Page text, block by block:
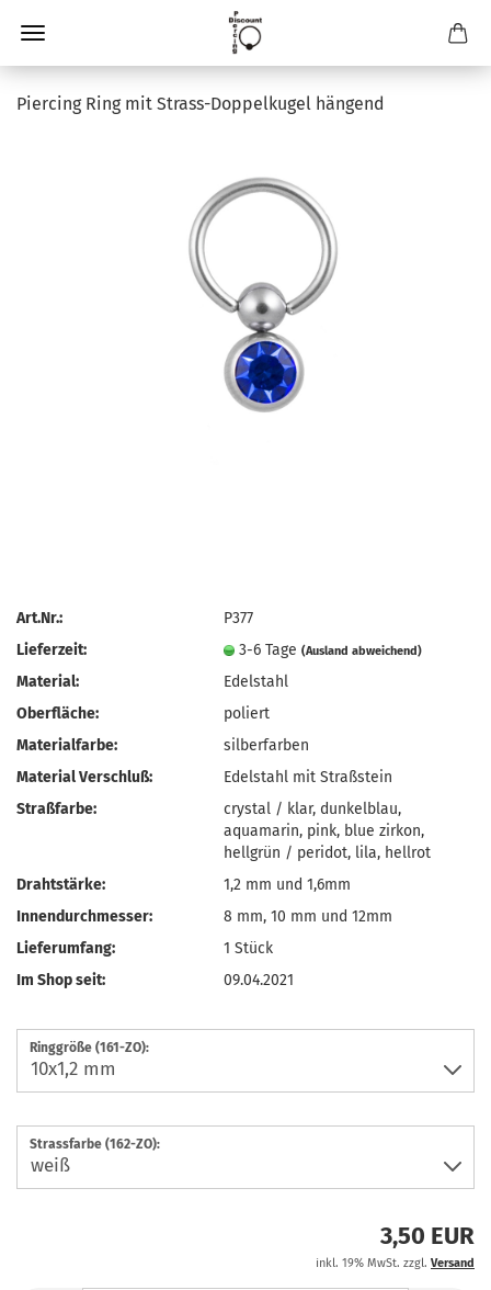
Piercing Ring mit Strass-Doppelkugel hängend
Art.Nr.:
P377
Lieferzeit:
3-6 Tage(Ausland abweichend)
Material:
Edelstahl
Oberfläche:
poliert
Materialfarbe:
silberfarben
Material Verschluß:
Edelstahl mit Straßstein
Straßfarbe:
crystal / klar, dunkelblau,
aquamarin, pink, blue zirkon,
hellgrün / peridot, lila, hellrot
Drahtstärke:
1,2 mm und 1,6mm
Innendurchmesser:
8 mm, 10 mm und 12mm
Lieferumfang:
1 Stück
Im Shop seit:
09.04.2021
Ringgröße (161-ZO):
Strassfarbe (162-ZO):
3,50 EUR
inkl. 19% MwSt. zzgl. Versand